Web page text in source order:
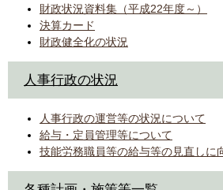
財政状況資料集（平成22年度～）
決算カード
財政健全化の状況
人事行政の状況
人事行政の運営等の状況について
給与・定員管理等について
技能労務職員等の給与等の見直しに